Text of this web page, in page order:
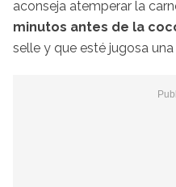
aconseja atemperar la
minutos antes de la
selle y que esté jugosa